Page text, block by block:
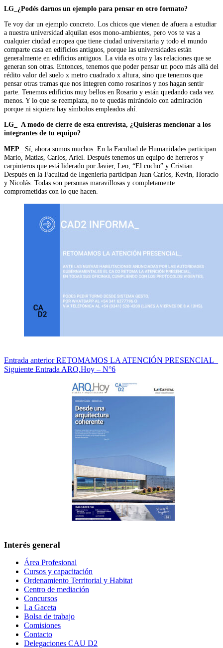
LG_¿Podés darnos un ejemplo para pensar en otro formato?
Te voy dar un ejemplo concreto. Los chicos que vienen de afuera a estudiar
a nuestra universidad alquilan esos mono-ambientes, pero vos te vas a
cualquier ciudad europea que tiene ciudad universitaria y todo el mundo
comparte casa en edificios antiguos, porque las universidades están
generalmente en edificios antiguos. La vida es otra y las relaciones que se
generan son otras. Entonces, tenemos que poder pensar un poco más allá del
rédito valor del suelo x metro cuadrado x altura, sino que tenemos que
pensar otras tramas que nos integren como rosarinos y nos hagan sentir
parte. Tenemos edificios muy bellos en Rosario y están quedando cada vez
menos. Y lo que se reemplaza, no te quedás mirándolo con admiración
porque ni siquiera hay símbolos empleados ahí.
LG_ A modo de cierre de esta entrevista, ¿Quisieras mencionar a los
integrantes de tu equipo?
MEP_ Sí, ahora somos muchos. En la Facultad de Humanidades participan
Mario, Matías, Carlos, Ariel. Después tenemos un equipo de herreros y
carpinteros que está liderado por Javier, Leo, “El cucho” y Cristian.
Después en la Facultad de Ingeniería participan Juan Carlos, Kevin, Horacio
y Nicolás. Todas son personas maravillosas y completamente
comprometidas con lo que hacen.
Entrada anteriorRETOMAMOS LA ATENCIÓN PRESENCIAL_
Siguiente Entrada ARQ.Hoy – N°6
Interés general
Área Profesional
Cursos y capacitación
Ordenamiento Territorial y Habitat
Centro de mediación
Concursos
La Gaceta
Bolsa de trabajo
Comisiones
Contacto
Delegaciones CAU D2